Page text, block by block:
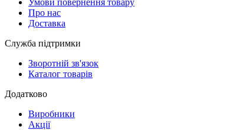
Про нас
Доставка
Служба підтримки
Зворотній зв'язок
Каталог товарів
Додатково
Виробники
Акції